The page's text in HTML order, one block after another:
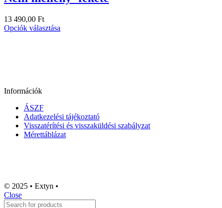
13 490,00 Ft
Opciók választása
Információk
ÁSZF
Adatkezelési tájékoztató
Visszatérítési és visszaküldési szabályzat
Mérettáblázat
© 2025 • Extyn •
Close